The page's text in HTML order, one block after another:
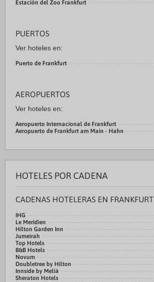
Estación del Zoo Frankfurt
PUERTOS
Ver hoteles en:
Puerto de Frankfurt
AEROPUERTOS
Ver hoteles en:
Aeropuerto Internacional de Frankfurt
Aeropuerto de Frankfurt am Main - Hahn
HOTELES POR CADENA
CADENAS HOTELERAS EN FRANKFURT
IHG
Le Meridien
Hilton Garden Inn
Jumeirah
Top Hotels
B&B Hotels
Novum
Doubletree by Hilton
Innside by Meliá
Sheraton Hotels